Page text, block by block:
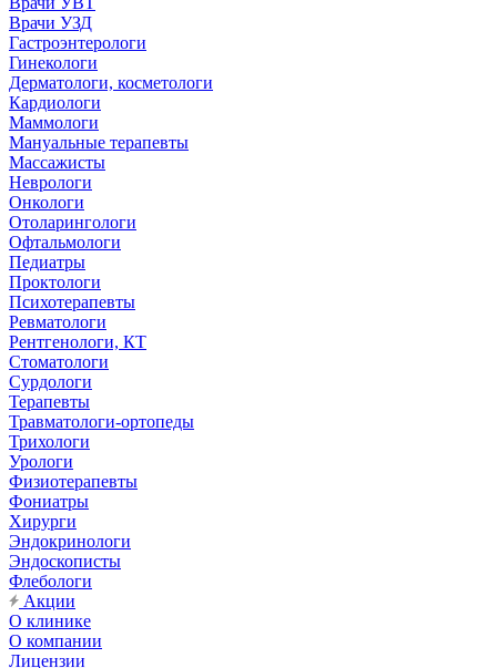
Врачи УЗД
Гастроэнтерологи
Гинекологи
Дерматологи, косметологи
Кардиологи
Маммологи
Мануальные терапевты
Массажисты
Неврологи
Онкологи
Отоларингологи
Офтальмологи
Педиатры
Проктологи
Психотерапевты
Ревматологи
Рентгенологи, КТ
Стоматологи
Сурдологи
Терапевты
Травматологи-ортопеды
Трихологи
Урологи
Физиотерапевты
Фониатры
Хирурги
Эндокринологи
Эндоскописты
Флебологи
Акции
О клинике
О компании
Лицензии